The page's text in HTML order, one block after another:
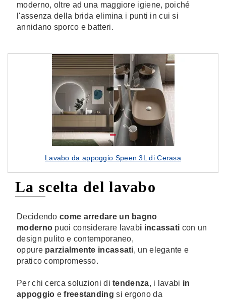
moderno, oltre ad una maggiore igiene, poiché
l'assenza della brida elimina i punti in cui si
annidano sporco e batteri.
Lavabo da appoggio Speen 3L di Cerasa
La scelta del lavabo
Decidendo come arredare un bagno
moderno puoi considerare lavabi incassati con un
design pulito e contemporaneo,
oppure parzialmente incassati, un elegante e
pratico compromesso.
Per chi cerca soluzioni ditendenza, i lavabi in
appoggio efreestanding si ergono da